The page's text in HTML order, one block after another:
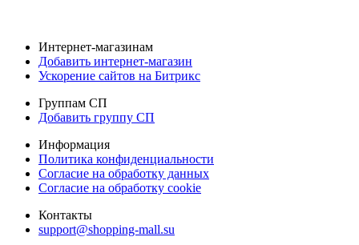
Интернет-магазинам
Добавить интернет-магазин
Ускорение сайтов на Битрикс
Группам СП
Добавить группу СП
Информация
Политика конфиденциальности
Согласие на обработку данных
Согласие на обработку cookie
Контакты
support@shopping-mall.su